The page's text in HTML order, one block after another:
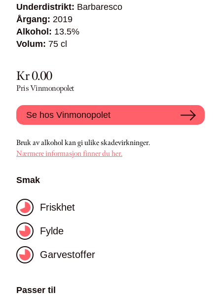
Underdistrikt: Barbaresco
Årgang: 2019
Alkohol: 13.5%
Volum: 75 cl
Kr 0.00
Pris Vinmonopolet
Se hos Vinmonopolet
Bruk av alkohol kan gi ulike skadevirkninger.
Nærmere informasjon finner du her.
Smak
Friskhet
Fylde
Garvestoffer
Passer til